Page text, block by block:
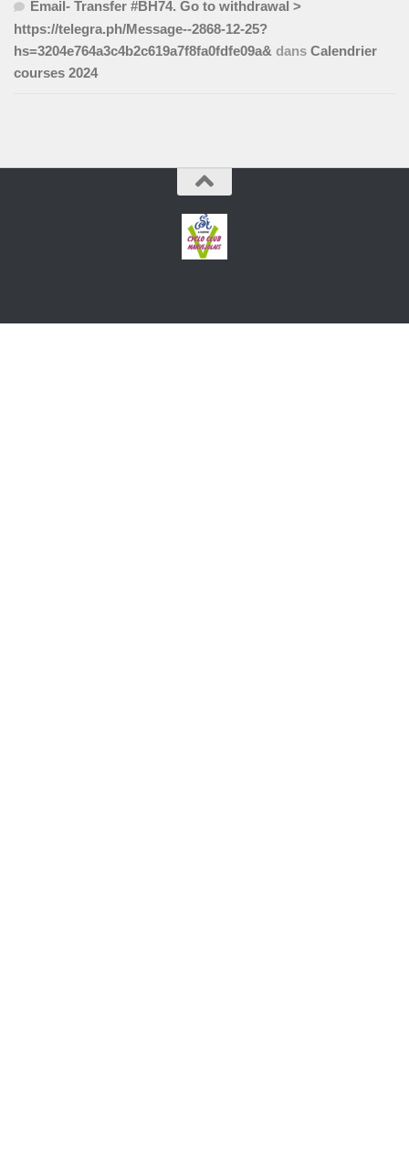
Email- Transfer #BH74. Go to withdrawal >
https://telegra.ph/Message--2868-12-25?
hs=3204e764a3c4b2c619a7f8fa0fdfe09a& dans Calendrier
courses 2024